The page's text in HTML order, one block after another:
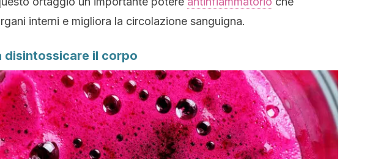
interni e migliora la circolazione sanguigna.
disintossicare il corpo